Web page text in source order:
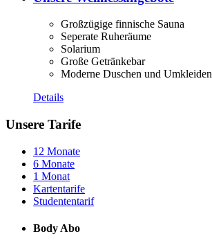
Großzügige finnische Sauna
Seperate Ruheräume
Solarium
Große Getränkebar
Moderne Duschen und Umkleiden
Details
Unsere Tarife
12 Monate
6 Monate
1 Monat
Kartentarife
Studententarif
Body Abo